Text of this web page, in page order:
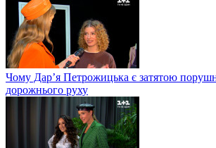
Чому Дар’я Петрожицька є затятою
дорожнього руху